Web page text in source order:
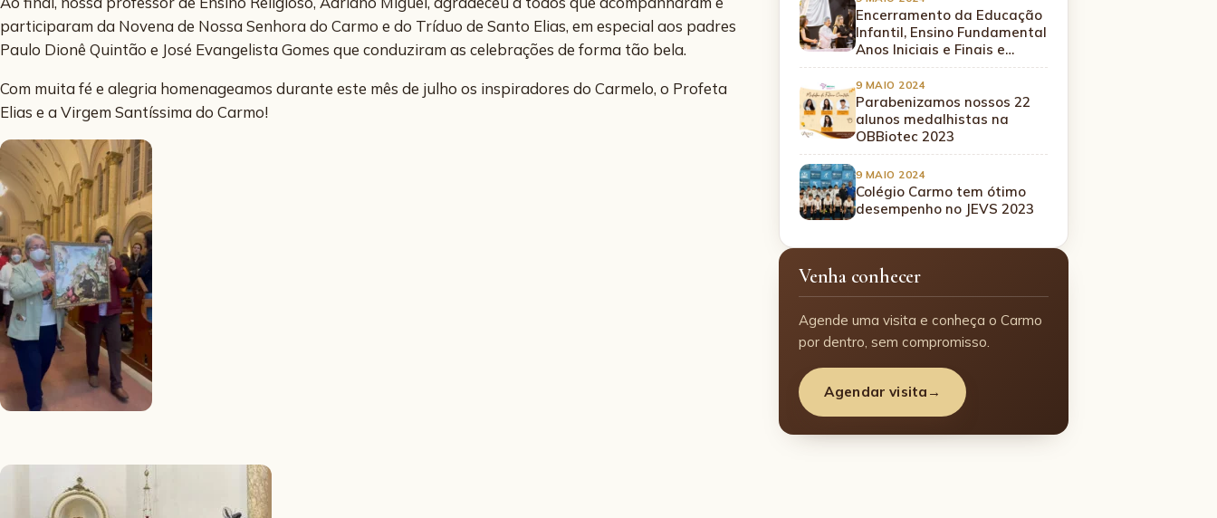
participaram da Novena de Nossa Senhora do Carmo e do Tríduo de Santo Elias, em especial aos padres
Paulo Dionê Quintão e José Evangelista Gomes que conduziram as celebrações de forma tão bela.
Com muita fé e alegria homenageamos durante este mês de julho os inspiradores do Carmelo, o Profeta
Elias e a Virgem Santíssima do Carmo!
Encerramento da Educação
Infantil, Ensino Fundamental
Anos Iniciais e Finais e…
9 MAIO 2024
Parabenizamos nossos 22
alunos medalhistas na
OBBiotec 2023
9 MAIO 2024
Colégio Carmo tem ótimo
desempenho no JEVS 2023
Venha conhecer
Agende uma visita e conheça o Carmo
por dentro, sem compromisso.
Agendar visita →